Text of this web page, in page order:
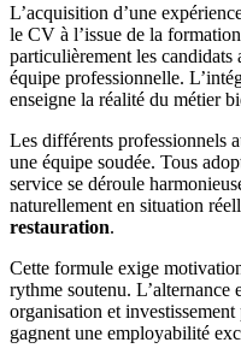
L’acquisition d’une
le CV à l’issue de la
particulièrement les candidats
équipe professionnelle.
enseigne la réalité du métier
Les différents professionnels
une équipe soudée. Tous
service se déroule
naturellement en situation
restauration.
Cette formule exige
rythme soutenu.
organisation et
gagnent une employabilité